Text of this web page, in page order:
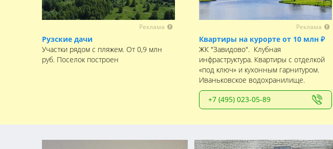
Реклама
Рузские дачи
Участки рядом с пляжем. От 0,9 млн
руб. Поселок построен
Реклама
Квартиры на курорте от 10 млн ₽
ЖК "Завидово". Клубная
инфраструктура. Квартиры с отделкой
«под ключ» и кухонным гарнитуром.
Иваньковское водохранилище.
+7 (495) 023-05-89